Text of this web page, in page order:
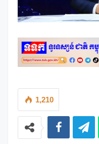
1,210